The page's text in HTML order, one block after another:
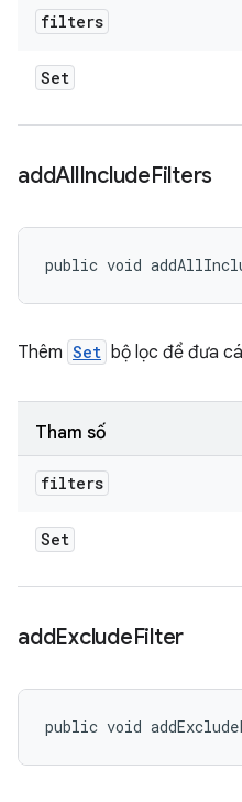
filters
Set
addAllIncludeFilters
public void
Thêm Set bộ lọc để đưa
Tham số
filters
Set
addExcludeFilter
public void